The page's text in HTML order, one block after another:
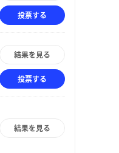
投票する
結果を見る
投票する
結果を見る